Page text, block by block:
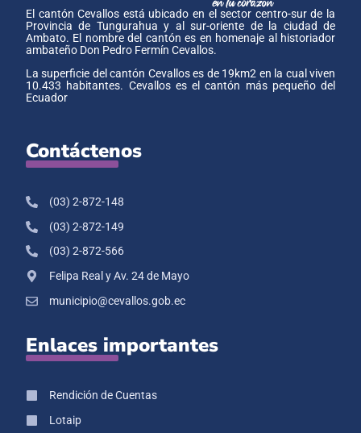
El cantón Cevallos está ubicado en el sector centro-sur de la
Provincia de Tungurahua y al sur-oriente de la ciudad de
Ambato. El nombre del cantón es en homenaje al historiador
ambateño Don Pedro Fermín Cevallos.
La superficie del cantón Cevallos es de 19km2 en la cual viven
10.433 habitantes. Cevallos es el cantón más pequeño del
Ecuador
Contáctenos
(03) 2-872-148
(03) 2-872-149
(03) 2-872-566
Felipa Real y Av. 24 de Mayo
municipio@cevallos.gob.ec
Enlaces importantes
Rendición de Cuentas
Lotaip